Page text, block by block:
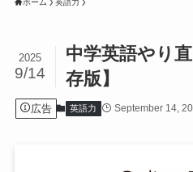
ホーム 英語力
中学英語やり
存版】
2025
9/14
広告 英語力 September 14,